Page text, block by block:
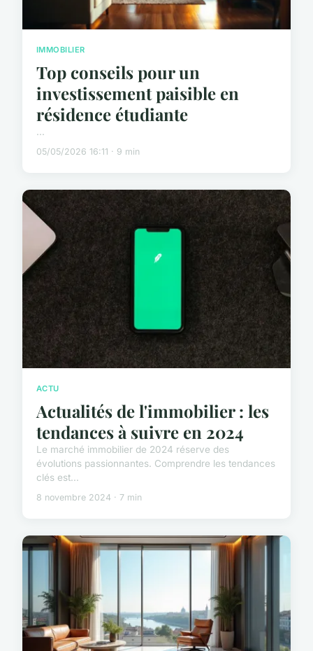
IMMOBILIER
Top conseils pour un
investissement paisible en
résidence étudiante
...
05/05/2026 16:11 · 9 min
ACTU
Actualités de l'immobilier : les
tendances à suivre en 2024
Le marché immobilier de 2024 réserve des
évolutions passionnantes. Comprendre les tendances
clés est...
8 novembre 2024 · 7 min